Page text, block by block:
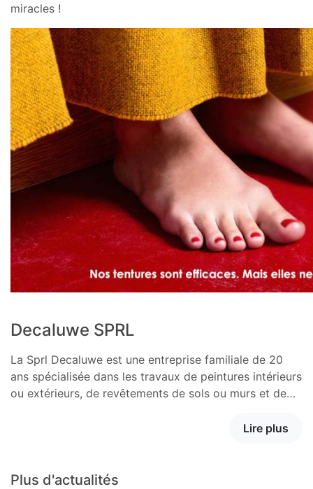
miracles !
Decaluwe SPRL
La Sprl Decaluwe est une entreprise familiale de 20
ans spécialisée dans les travaux de peintures intérieurs
ou extérieurs, de revêtements de sols ou murs et de…
Lire plus
Plus d'actualités